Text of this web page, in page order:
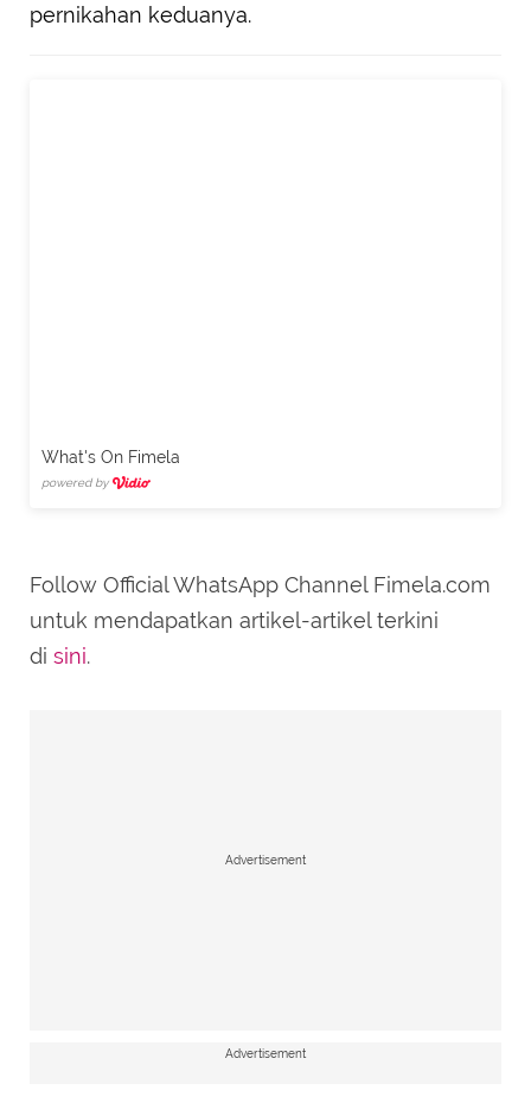
pernikahan keduanya.
What's On Fimela
powered by
Follow Official WhatsApp Channel Fimela.com
untuk mendapatkan artikel-artikel terkini
di sini.
Advertisement
Advertisement